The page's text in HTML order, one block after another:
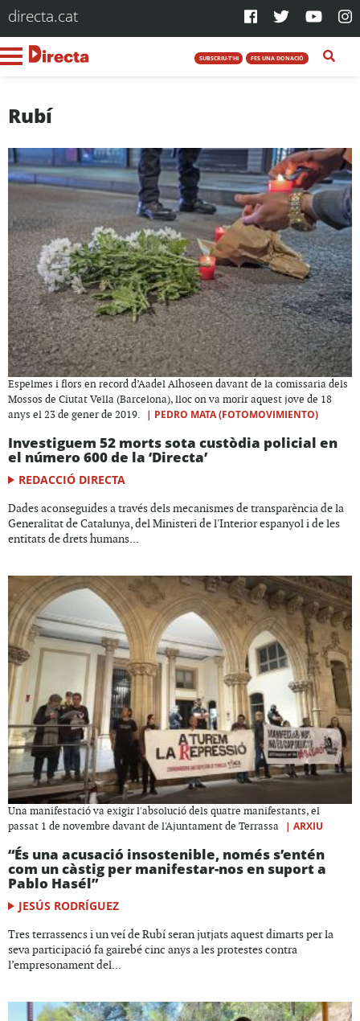
directa.cat
SUBSCRIU-T'HI FES UNA DONACIÓ
Rubí
Espelmes i flors en record d’Aadel Alhoseen davant de la comissaria dels
Mossos de Ciutat Vella (Barcelona), lloc on va morir aquest jove de 18
anys el 23 de gener de 2019.
| PEDRO MATA (FOTOMOVIMIENTO)
Investiguem 52 morts sota custòdia policial en
el número 600 de la ‘Directa’
REDACCIÓ DIRECTA
Dades aconseguides a través dels mecanismes de transparència de la
Generalitat de Catalunya, del Ministeri de l'Interior espanyol i de les
entitats de drets humans...
Una manifestació va exigir l'absolució dels quatre manifestants, el
passat 1 de novembre davant de l'Ajuntament de Terrassa
| ARXIU
“És una acusació insostenible, només s’entén
com un càstig per manifestar-nos en suport a
Pablo Hasél”
JESÚS RODRÍGUEZ
Tres terrassencs i un veí de Rubí seran jutjats aquest dimarts per la
seva participació fa gairebé cinc anys a les protestes contra
l’empresonament del...